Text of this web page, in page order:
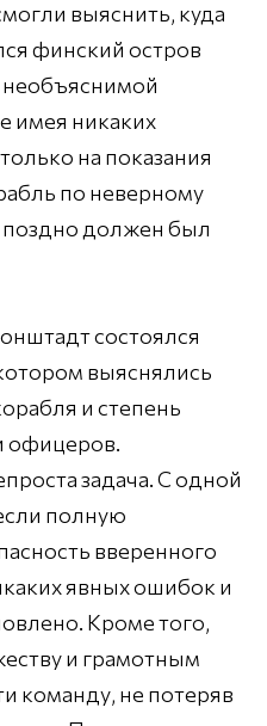
выяснить, куда
финский остров
имея никаких
на показания
по неверному
поздно должен был
состоялся
выяснялись
и степень
офицеров.
задача. С одной
полную
вверенного
явных ошибок и
Кроме того,
и грамотным
команду, не потеряв